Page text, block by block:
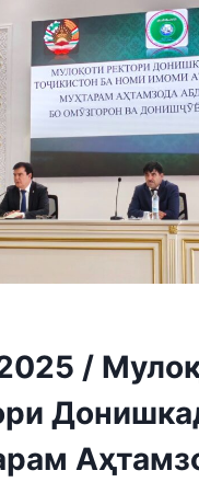
МЕТОДОЛОГӢ
ДАР
МАВЗӮИ
“НАҚШИ
СТРАТЕГИЯҲОИ
ДАВЛАТӢ
ВА
КОНСЕПСИЯИ
СИЁСАТИ
ДАВЛАТИИ
ҶУМҲУРИИ
ДАР
ПЕШГИРИИ
АМАЛҲОИ
НОМАТЛУБИ
ИФРОТГАРОӢ”
/